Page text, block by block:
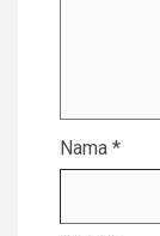
Nama *